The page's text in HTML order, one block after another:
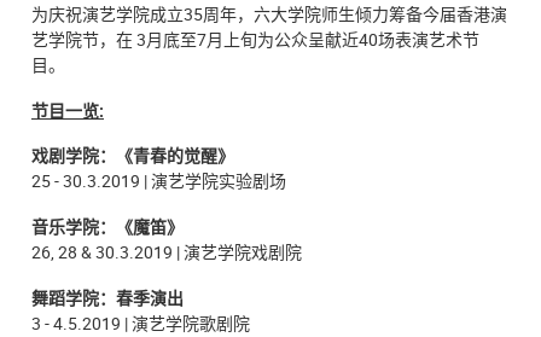
为庆祝演艺学院成立35周年，六大学院师生倾力筹备今届香港演
艺学院节，在 3月底至7月上旬为公众呈献近40场表演艺术节
目。
节目一览:
戏剧学院：《青春的觉醒》
25 - 30.3.2019 | 演艺学院实验剧场
音乐学院：《魔笛》
26, 28 & 30.3.2019 | 演艺学院戏剧院
舞蹈学院：​春季演出
3 - 4.5.2019 | 演艺学院歌剧院